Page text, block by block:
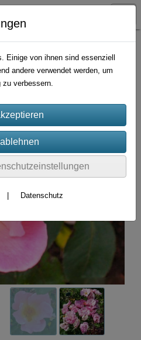
Einige von ihnen sind essenziell
andere verwendet werden, um
zu verbessern.
Datenschutz